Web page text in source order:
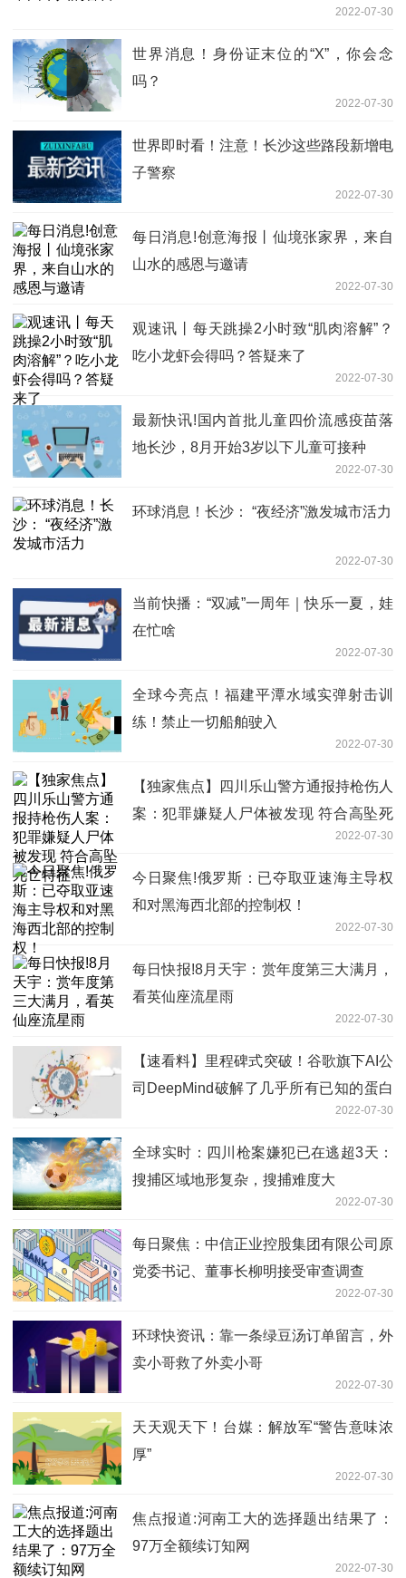
2022-07-30
世界消息！身份证末位的“X”，你会念
吗？
2022-07-30
世界即时看！注意！长沙这些路段新增电
子警察
2022-07-30
每日消息!创意海报丨仙境张家界，来自
山水的感恩与邀请
2022-07-30
观速讯丨每天跳操2小时致“肌肉溶解”？
吃小龙虾会得吗？答疑来了
2022-07-30
最新快讯!国内首批儿童四价流感疫苗落
地长沙，8月开始3岁以下儿童可接种
2022-07-30
环球消息！长沙： “夜经济”激发城市活力
2022-07-30
当前快播：“双减”一周年｜快乐一夏，娃
在忙啥
2022-07-30
全球今亮点！福建平潭水域实弹射击训
练！禁止一切船舶驶入
2022-07-30
【独家焦点】四川乐山警方通报持枪伤人
案：犯罪嫌疑人尸体被发现 符合高坠死
2022-07-30
今日聚焦!俄罗斯：已夺取亚速海主导权
和对黑海西北部的控制权！
2022-07-30
每日快报!8月天宇：赏年度第三大满月，
看英仙座流星雨
2022-07-30
【速看料】里程碑式突破！谷歌旗下AI公
司DeepMind破解了几乎所有已知的蛋白
2022-07-30
全球实时：四川枪案嫌犯已在逃超3天：
搜捕区域地形复杂，搜捕难度大
2022-07-30
每日聚焦：中信正业控股集团有限公司原
党委书记、董事长柳明接受审查调查
2022-07-30
环球快资讯：靠一条绿豆汤订单留言，外
卖小哥救了外卖小哥
2022-07-30
天天观天下！台媒：解放军“警告意味浓
厚”
2022-07-30
焦点报道:河南工大的选择题出结果了：
97万全额续订知网
2022-07-30